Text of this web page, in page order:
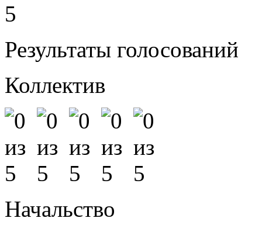
5
Результаты голосований
Коллектив
Начальство